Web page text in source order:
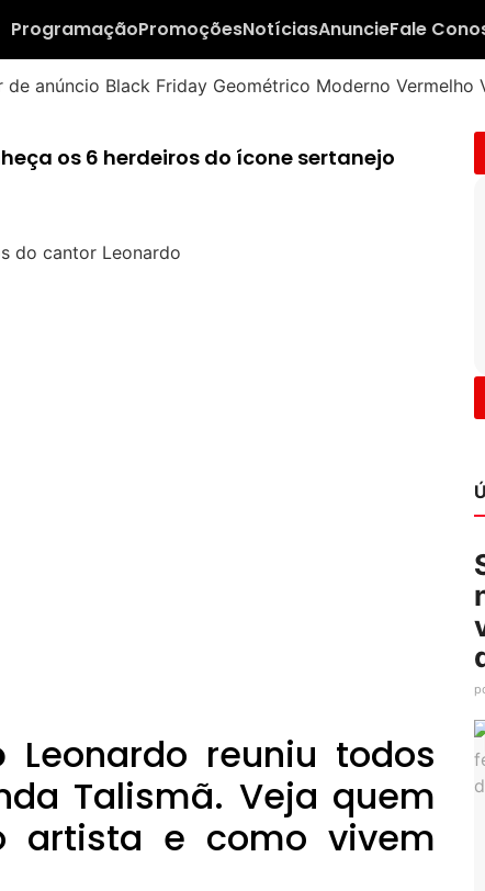
ProgramaçãoPromoçõesNotíciasAnuncieFale
os 6 herdeiros do ícone sertanejo
Leonardo reuniu todos
Talismã. Veja quem
artista e como vivem